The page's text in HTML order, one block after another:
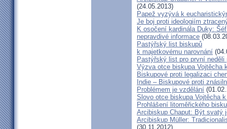
(24.05.2013)
Papež vyzývá k
Je boj proti ideologiím
K osočení kardinála Duky:
nepravdivé informace
Pastýřský list biskupů
k majetkovému narovnání
Pastýřský list pro první neděli
Výzva otce biskupa Vojtěcha
Biskupové proti legalizaci
Indie – Biskupové proti
Problémem je vzdělání
Slovo otce biskupa Vojtěcha
Prohlášení litoměřického
Arcibiskup Chaput: Být svatý
Arcibiskup Müller:
(30.11.2012)